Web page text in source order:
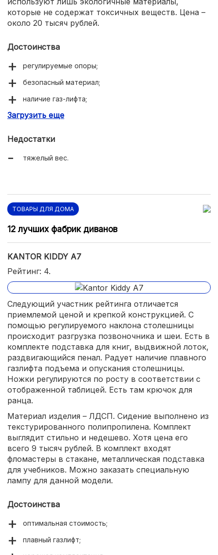
которые не содержат токсичных веществ. Цена –
около 20 тысяч рублей.
Достоинства
регулируемые опоры;
безопасный материал;
наличие газ-лифта;
выдвижной ящик и полка;
Загрузить еще
Недостатки
тяжелый вес.
ТОВАРЫ ДЛЯ ДОМА
12 лучших фабрик диванов
KANTOR KIDDY A7
Рейтинг: 4.
Следующий участник рейтинга отличается
приемлемой ценой и крепкой конструкцией. С
помощью регулируемого наклона столешницы
происходит разгрузка позвоночника и шеи. Есть в
комплекте подставка для книг, выдвижной лоток,
раздвигающийся пенал. Радует наличие плавного
газлифта подъема и опускания столешницы.
Ножки регулируются по росту в соответствии с
отображенной таблицей. Есть там крючок для
ранца.
Материал изделия – ЛДСП. Сидение выполнено из
текстурированного полипропилена. Комплект
выглядит стильно и недешево. Хотя цена его
всего 9 тысяч рублей. В комплект входят
фломастеры в стакане, металлическая подставка
для учебников. Можно заказать специальную
лампу для данной модели.
Достоинства
оптимальная стоимость;
плавный газлифт;